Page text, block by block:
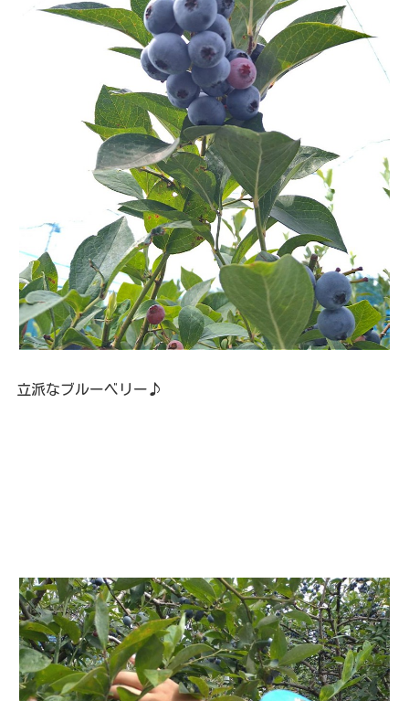
立派なブルーベリー♪